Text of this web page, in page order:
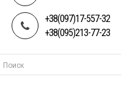
+38(097)17-557-32
+38(095)213-77-23